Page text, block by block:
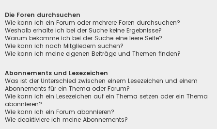
Die Foren durchsuchen
Wie kann ich ein Forum oder mehrere Foren durchsuchen?
Weshalb erhalte ich bei der Suche keine Ergebnisse?
Warum bekomme ich bei der Suche eine leere Seite?
Wie kann ich nach Mitgliedern suchen?
Wie kann ich meine eigenen Beiträge und Themen finden?
Abonnements und Lesezeichen
Was ist der Unterschied zwischen einem Lesezeichen und einem
Abonnements für ein Thema oder Forum?
Wie kann ich ein Lesezeichen auf ein Thema setzen oder ein Thema
abonnieren?
Wie kann ich ein Forum abonnieren?
Wie deaktiviere ich meine Abonnements?